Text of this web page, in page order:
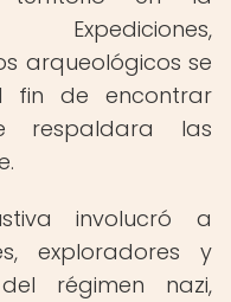
arqueológicos se
fin de encontrar
respaldara las
involucró a
exploradores y
régimen nazi,